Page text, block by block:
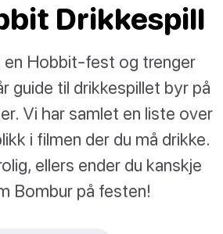
Drikkespill
en Hobbit-fest og trenger
guide til drikkespillet byr på
Vi har samlet en liste over
i filmen der du må drikke.
ellers ender du kanskje
Bombur på festen!